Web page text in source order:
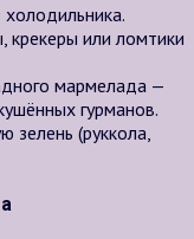
крекеры или ломтики
мармелада —
гурманов.
зелень (руккола,